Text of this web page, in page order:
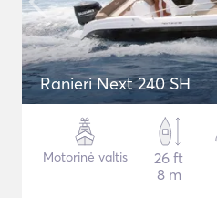
Ranieri Next 240 SH
Motorinė valtis
26 ft
8 m